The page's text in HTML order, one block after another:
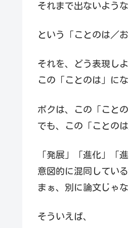
それまで出ないよう
という「ことのは／お
それを、どう表現しよ
この「ことのは」にな
ボクは、この「こと
でも、この「ことの
「発展」「進化」「
意図的に混同している
まぁ、別に論文じゃ
そういえば、